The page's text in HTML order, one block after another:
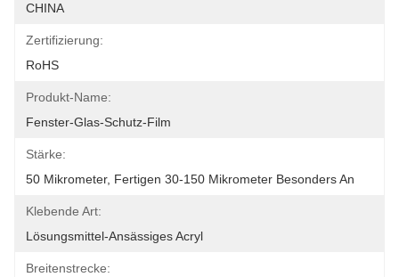
CHINA
Zertifizierung:
RoHS
Produkt-Name:
Fenster-Glas-Schutz-Film
Stärke:
50 Mikrometer, Fertigen 30-150 Mikrometer Besonders An
Klebende Art:
Lösungsmittel-Ansässiges Acryl
Breitenstrecke: